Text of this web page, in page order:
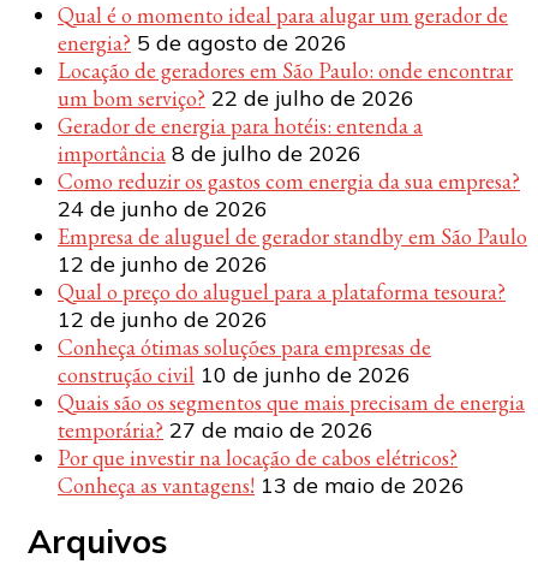
Qual é o momento ideal para alugar um gerador de
energia? 5 de agosto de 2026
Locação de geradores em São Paulo: onde encontrar
um bom serviço? 22 de julho de 2026
Gerador de energia para hotéis: entenda a
importância 8 de julho de 2026
Como reduzir os gastos com energia da sua empresa?
24 de junho de 2026
Empresa de aluguel de gerador standby em São Paulo
12 de junho de 2026
Qual o preço do aluguel para a plataforma tesoura?
12 de junho de 2026
Conheça ótimas soluções para empresas de
construção civil 10 de junho de 2026
Quais são os segmentos que mais precisam de energia
temporária? 27 de maio de 2026
Por que investir na locação de cabos elétricos?
Conheça as vantagens! 13 de maio de 2026
Arquivos